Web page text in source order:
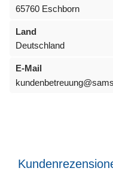
65760 Eschborn
Land
Deutschland
E-Mail